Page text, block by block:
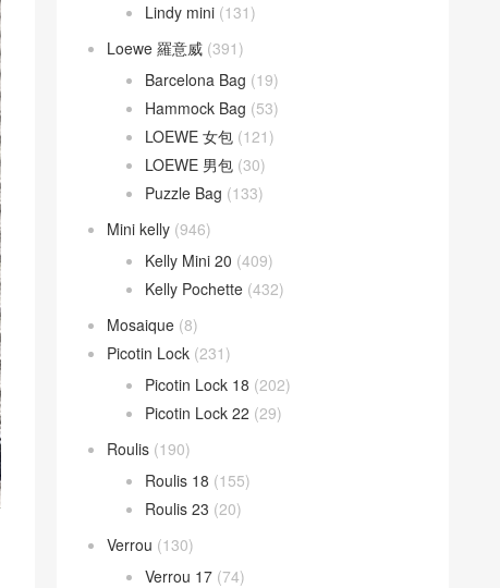
Lindy mini (131)
Loewe 羅意威 (391)
Barcelona Bag (19)
Hammock Bag (53)
LOEWE 女包 (121)
LOEWE 男包 (30)
Puzzle Bag (133)
Mini kelly (946)
Kelly Mini 20 (409)
Kelly Pochette (432)
Mosaique (8)
Picotin Lock (231)
Picotin Lock 18 (202)
Picotin Lock 22 (29)
Roulis (190)
Roulis 18 (155)
Roulis 23 (20)
Verrou (130)
Verrou 17 (74)